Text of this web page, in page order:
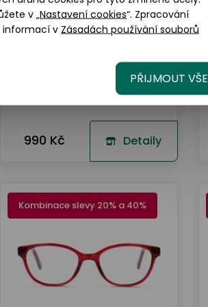
990 Kč Detaily
Kombinace slevy 20% a 40%
v „Nastavení cookies“. Zpracování
informací v Zásadách používání souborů
PŘIJMOUT VŠE